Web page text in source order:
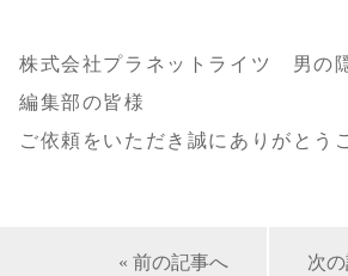
株式会社プラネットライツ 男の
編集部の皆様
ご依頼をいただき誠にありがとう
« 前の記事へ
次